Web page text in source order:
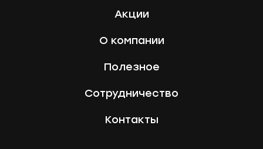
Акции
О компании
Полезное
Сотрудничество
Контакты